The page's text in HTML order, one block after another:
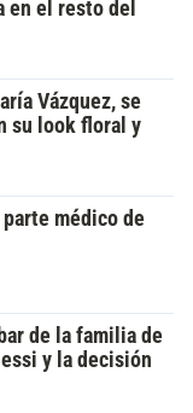
en el resto del
Vázquez, se
su look floral y
médico de
de la familia de
y la decisión